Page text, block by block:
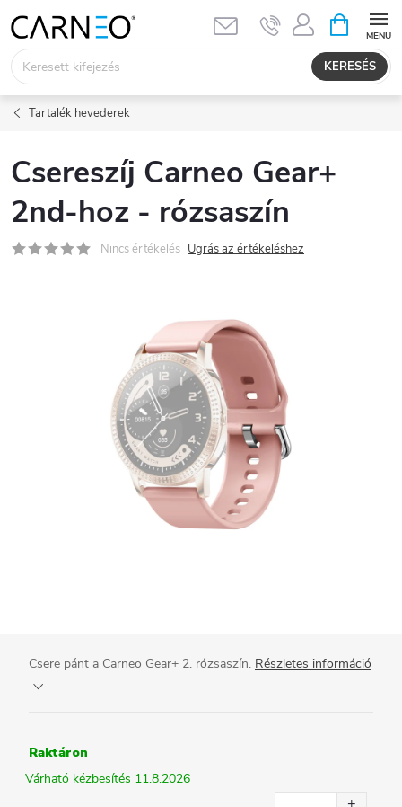
tartalomhoz
KERESÉS
KOSÁR
Tartalék hevederek
Csereszíj Carneo Gear+
2nd-hoz - rózsaszín
Nincs értékelés Ugrás az értékeléshez
Csere pánt a Carneo Gear+ 2. rózsaszín. Részletes információ
Raktáron
11.8.2026